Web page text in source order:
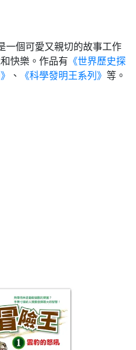
一個可愛又親切的故事工作
快樂。作品有 《世界歷史探
、 《科學發明王系列》 等。